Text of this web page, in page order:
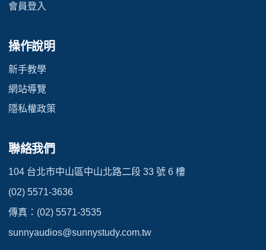
會員登入
操作說明
新手教學
網站導覽
隱私權政策
聯絡我們
104 台北市中山區中山北路二段 33 號 6 樓
(02) 5571-3636
傳真：(02) 5571-3535
sunnyaudios@sunnystudy.com.tw